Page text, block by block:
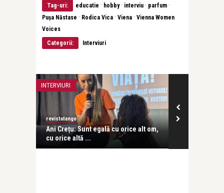
Tag-uri: educatie · hobby· interviu · parfum ·
Pușa Năstase · Rodica Vica · Viena · Vienna Women
Voices
Categorii:
Interviuri
INTERVIURI
revistatango
Ani Crețu: Sunt egală cu orice alt om,
cu orice altă ...